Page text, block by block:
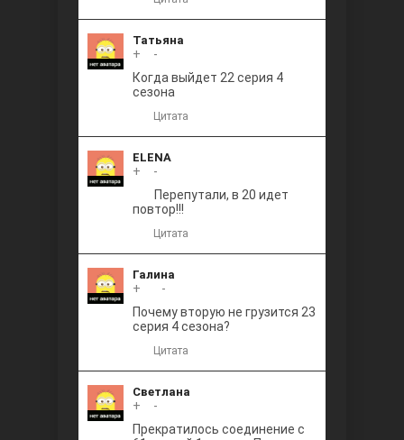
Татьяна
+
-
Когда выйдет 22 серия 4
сезона
Цитата
ELENA
+
-
Перепутали, в 20 идет
повтор!!!
Цитата
Галина
+
-
Почему вторую не грузится 23
серия 4 сезона?
Цитата
Светлана
+
-
Прекратилось соединение с